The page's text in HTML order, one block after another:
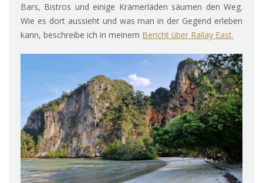
Bars, Bistros und einige Krämerläden säumen den Weg.
Wie es dort aussieht und was man in der Gegend erleben
kann, beschreibe ich in meinem Bericht über Railay East.